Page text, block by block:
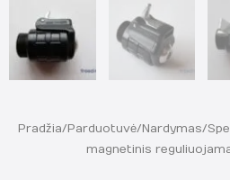
Pradžia/Parduotuvė/Nardymas/
magnetinis